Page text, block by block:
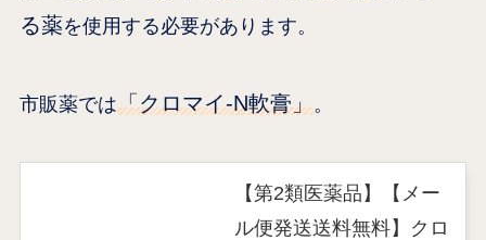
る薬を使用する必要があります。
市販薬では「クロマイ-N軟膏」。
【第2類医薬品】【メー
ル便発送送料無料】クロ